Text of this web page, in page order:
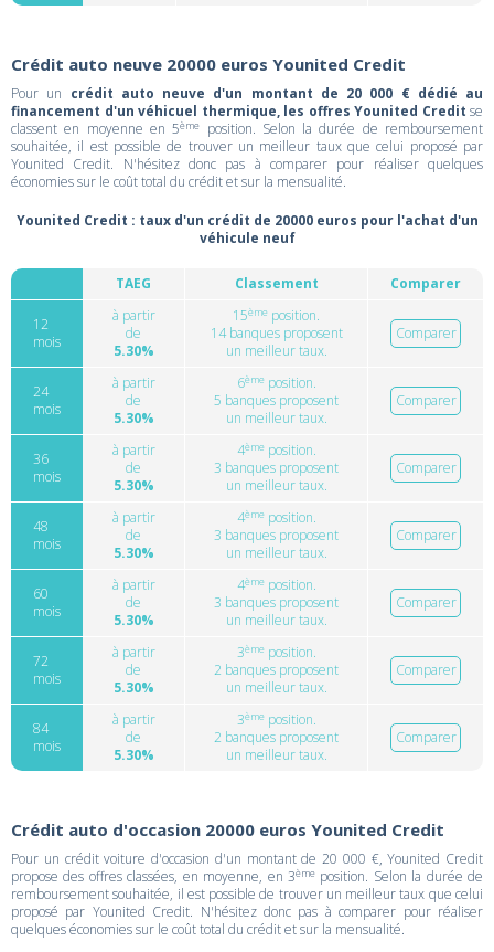
Crédit auto neuve 20000 euros Younited Credit
Pour un crédit auto neuve d'un montant de 20 000 € dédié au
financement d'un véhicuel thermique, les offres Younited Credit se
classent en moyenne en 5ème
position. Selon la durée de remboursement
souhaitée, il est possible de trouver un meilleur taux que celui proposé par
Younited Credit. N'hésitez donc pas à comparer pour réaliser quelques
économies sur le coût total du crédit et sur la mensualité.
Younited Credit : taux d'un crédit de 20000 euros pour l'achat d'un
véhicule neuf
TAEG Classement Comparer
12
mois
à partir
de
5.30%
15ème position.
14 banques proposent
un meilleur taux.
Comparer
24
mois
à partir
de
5.30%
6èmeposition.
5 banques proposent
un meilleur taux.
Comparer
36
mois
à partir
de
5.30%
4èmeposition.
3 banques proposent
un meilleur taux.
Comparer
48
mois
à partir
de
5.30%
4èmeposition.
3 banques proposent
un meilleur taux.
Comparer
60
mois
à partir
de
5.30%
4èmeposition.
3 banques proposent
un meilleur taux.
Comparer
72
mois
à partir
de
5.30%
3èmeposition.
2 banques proposent
un meilleur taux.
Comparer
84
mois
à partir
de
5.30%
3èmeposition.
2 banques proposent
un meilleur taux.
Comparer
Crédit auto d'occasion 20000 euros Younited Credit
Pour un crédit voiture d'occasion d'un montant de 20 000 €, Younited Credit
propose des offres classées, en moyenne, en 3èmeposition. Selon la durée de
remboursement souhaitée, il est possible de trouver un meilleur taux que celui
proposé par Younited Credit. N'hésitez donc pas à comparer pour réaliser
quelques économies sur le coût total du crédit et sur la mensualité.